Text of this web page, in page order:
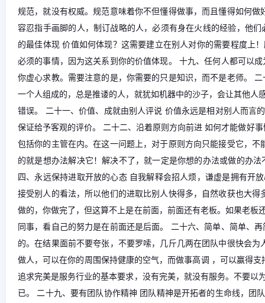
规范，就没有权威。规范意味着你不但懂得做事，而且懂得如何
容忍指手画脚的人，制订战略的人，必须有身在火线的经验，他
的最佳体现 价值如何体现？这需要建立在别人对你的需要程度上
必须的事情，因为这关系到你的价值体现。 十九、任何人都可以
你虚心求教。需要注意的是，你需要的只是知识，而不是老师。
一个人组成的，总是推诿的人，就犹如机器中的沙子，会让其他
错误。 二十一、价值、成就由别人评说 价值永远是相对别人而言
保证给予客观的评价。 二十二、沿着原则方向前进 如何才能做好
包括你的主管在内。在这一问题上，对于原则方向只能接受它，
的就是想办法解决它！解决不了，就一定是你想的办法或做的办
四、永远保持进取开放的心态 自我解释会招人烦，谦虚是拥有开
接受别人的看法，所以他们的进取比别人快得多，自然收获也大
做的，你做完了，但这算不上是在前面，前面还有老板。如果老
同事，看自己的努力是在前面还是后面。 二十六、简单、简单、
的。在结果面前不要夸张，不要罗嗦，几斤几两在团队中很快会
做人，可以在你的周围保持健康的空气，而做事高调 ，可以赢得
追求完美是服务行业的基本要求，没有完美，就没有服务。不要
已。 二十九、要有团队协作精神 团队精神是开拓者的生命线，团